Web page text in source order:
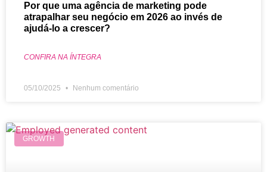
Por que uma agência de marketing pode
atrapalhar seu negócio em 2026 ao invés de
ajudá-lo a crescer?
CONFIRA NA ÍNTEGRA
05/10/2025 Nenhum comentário
GROWTH